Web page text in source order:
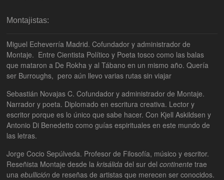
Montajistas:
Miguel Echeverría Madrid. Cofundador y administrador de
Montaje. Entre Cientista Político y Poeta tosco como las balas
que mataron a De Rokha y al Tábano en un mismo año. Quería
ser Burroughs, pero aún llevo varias rutas sin viajar
Sebastián Novajas C. Cofundador y administrador de Montaje.
Narrador y poeta. Diplomado en escritura creativa. Lector y
escritor porque es lo único que sabe hacer. Con Kjell Askildsen y
Antonio Di Benedetto como guías espirituales en este mundo de
las letras.
Jorge Cocio Sepúlveda. Profesor de Filosofía, músico y escritor.
Reseñista Montaje desde lakrisálida del sur delcontinente trae
unaebullición de reseñas de artistas que merecen ser conocidos.